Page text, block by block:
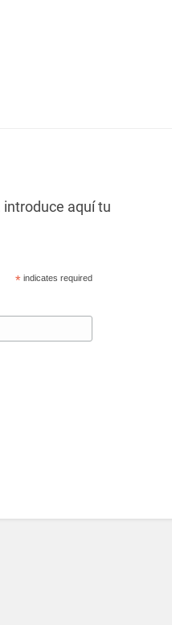
aquí tu
*indicates required